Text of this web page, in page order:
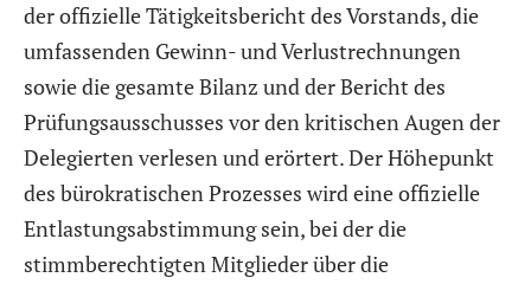
der offizielle Tätigkeitsbericht des Vorstands, die
umfassenden Gewinn- und Verlustrechnungen
sowie die gesamte Bilanz und der Bericht des
Prüfungsausschusses vor den kritischen Augen der
Delegierten verlesen und erörtert. Der Höhepunkt
des bürokratischen Prozesses wird eine offizielle
Entlastungsabstimmung sein, bei der die
stimmberechtigten Mitglieder über die